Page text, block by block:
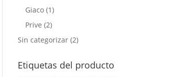
Giaco (1)
Prive (2)
Sin categorizar (2)
Etiquetas del producto